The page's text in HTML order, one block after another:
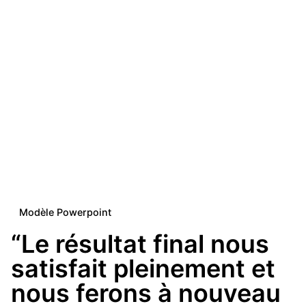
Modèle Powerpoint
“Le résultat final nous
satisfait pleinement et
nous ferons à nouveau